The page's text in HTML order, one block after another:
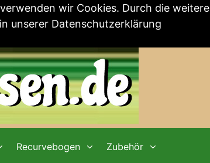
wir Cookies. Durch die weitere
unserer Datenschutzerklärung
Recurvebogen Zubehör